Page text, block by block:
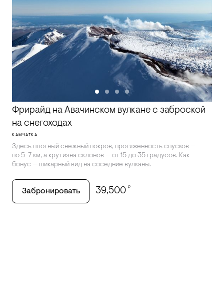
Фрирайд на Авачинском вулкане с заброской
на снегоходах
КАМЧАТКА
Здесь плотный снежный покров, протяженность спусков —
по 5–7 км, а крутизна склонов — от 15 до 35 градусов. Как
бонус — шикарный вид на соседние вулканы.
Забронировать 39,500 ₽